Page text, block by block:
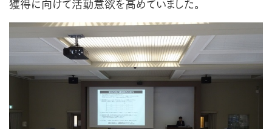
獲得に向けて活動意欲を高めていました。